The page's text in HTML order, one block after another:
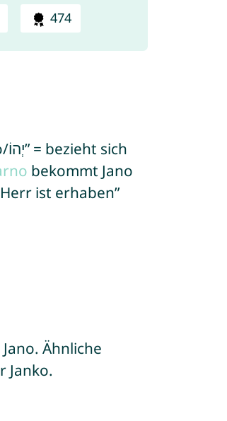
474
bekommt Jano
ist erhaben”
Ähnliche
Janko.